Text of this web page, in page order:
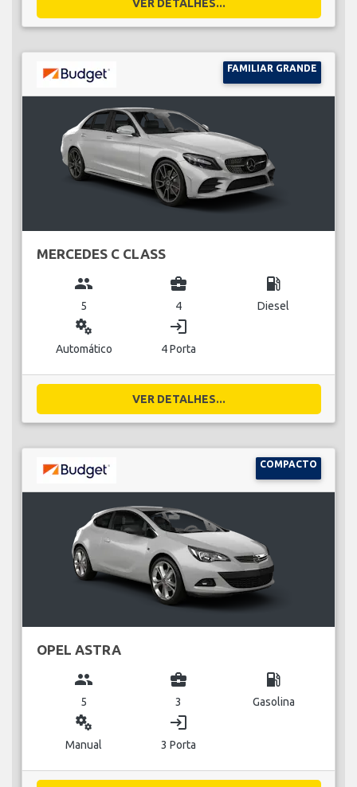
VER DETALHES...
FAMILIAR GRANDE
MERCEDES C CLASS
group
5
business_center
4
local_gas_station
Diesel
miscellaneous_services
Automático
login
4 Porta
VER DETALHES...
COMPACTO
OPEL ASTRA
group
5
business_center
3
local_gas_station
Gasolina
miscellaneous_services
Manual
login
3 Porta